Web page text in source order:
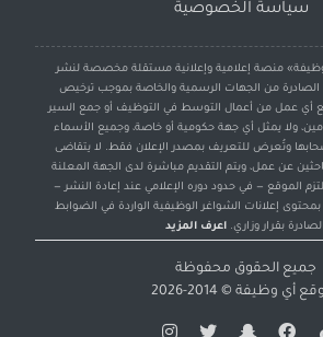
سياسة الخصوصية
منصة إعلامية وإعلانية مستقلة مخصصة لنشر
الصادرة من الجهات الرسمية والخاصة بموجب ترخيص
أي عمل من أعمال التوسط في التوظيف أو جمع السير
ولا يمثل أي جهة حكومية أو خاصة، وجميع الأسماء
وتُعرض للتعريف بمصدر الإعلان فقط. لا يتقاضى
عن عمل، ويتم التقديم مباشرة لدى الجهة المعلنة
الموقع — في حدود دوره الإعلامي عند إعادة النشر —
إعلانات الشواغر الوظيفية الواردة في الضوابط
الصادرة بقرار وزاري. اعرف المزيد
جميع الحقوق محفوظة
أي وظيفة © 2014-2026